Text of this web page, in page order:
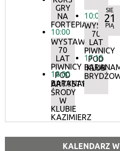
GRY
NA
FORTEPIANIE
10:00
WYSTAWA:
70
LAT
PIWNICY
POD
BARANAMI
18:00
ARTYSTYCZNE
ŚRODY
W
KLUBIE
KAZIMIERZ
10:00
70
LAT
PIWNICY
POD
17:15
KLUB
SIE
21
PIĄ
KALENDARZ